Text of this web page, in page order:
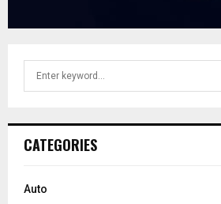
h
o
CATEGORIES
Auto